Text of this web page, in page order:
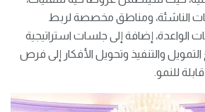
الناشئة، ومناطق مخصصة لربط
الواعدة، إضافة إلى جلسات استراتيجية
والتنفيذ وتحويل الأفكار إلى فرص
للنمو.